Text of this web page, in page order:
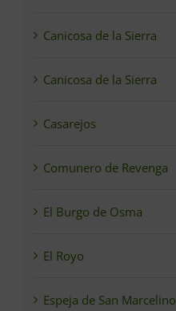
Canicosa de la Sierra
Canicosa de la Sierra
Casarejos
Comunero de Revenga
El Burgo de Osma
El Royo
Espeja de San Marcelino